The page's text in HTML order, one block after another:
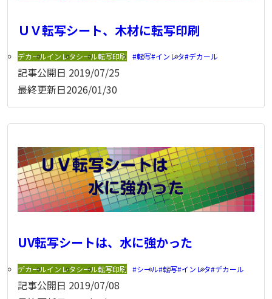
ＵＶ転写シート、木材に転写印刷
デカールインレタシール転写印刷 転写 インレタ デカール
記事公開日 2019/07/25
最終更新日2026/01/30
UV転写シートは、水に強かった
デカールインレタシール転写印刷 シール 転写 インレタ デカール
記事公開日 2019/07/08